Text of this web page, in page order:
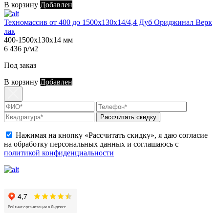
В корзину Добавлен
Техномассив от 400 до 1500х130х14/4,4 Дуб Ориджинал Верк
лак
400-1500х130х14 мм
6 436 р/м2
Под заказ
В корзину Добавлен
Рассчитать скидку
Нажимая на кнопку «Рассчитать скидку», я даю согласие
на обработку персональных данных и соглашаюсь с
политикой конфиденциальности